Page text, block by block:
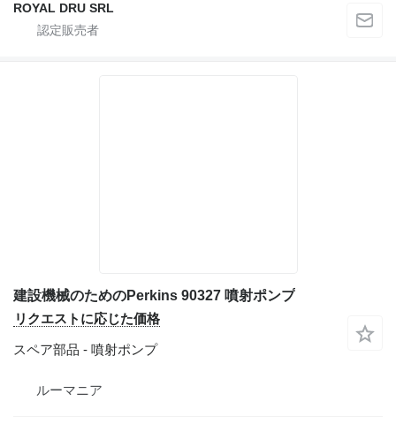
ROYAL DRU SRL
建設機械のためのPerkins 90327 噴射ポンプ
リクエストに応じた価格
スペア部品 - 噴射ポンプ
ルーマニア